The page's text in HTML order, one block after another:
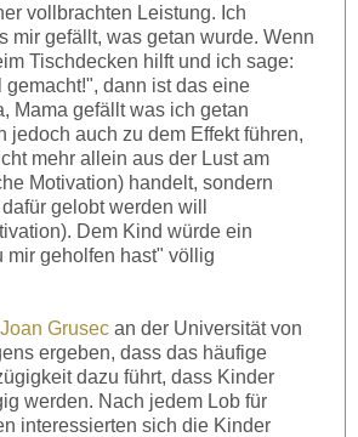
vollbrachten Leistung. Ich
mir gefällt, was getan wurde. Wenn
Tischdecken hilft und ich sage:
gemacht!", dann ist das eine
Mama gefällt was ich getan
jedoch auch zu dem Effekt führen,
mehr allein aus der Lust am
Motivation) handelt, sondern
gelobt werden will
Dem Kind würde ein
mir geholfen hast" völlig
Grusec an der Universität von
ergeben, dass das häufige
dazu führt, dass Kinder
werden. Nach jedem Lob für
interessierten sich die Kinder